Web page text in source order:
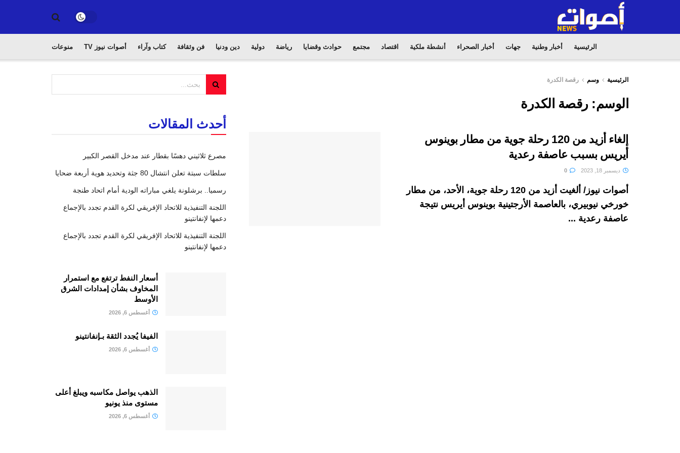
الرئيسية أخبار وطنية جهات أخبار الصحراء أنشطة ملكية اقتصاد مجتمع حوادث وقضايا رياضة دولية دين ودنيا فن وثقافة كتاب وآراء أصوات نيوز TV منوعات
الرئيسية وسم رقصة الكدرة
الوسم: رقصة الكدرة
إلغاء أزيد من 120 رحلة جوية من مطار بوينوس
أيريس بسبب عاصفة رعدية
ديسمبر 18, 2023
أصوات نيوز/ ألغيت أزيد من 120 رحلة جوية، الأحد، من مطار
خورخي نيوبيري، بالعاصمة الأرجتينية بوينوس أيريس نتيجة
عاصفة رعدية ...
أحدث المقالات
مصرع ثلاثيني دهسًا بقطار عند مدخل القصر الكبير
سلطات سبتة تعلن انتشال 80 جثة وتحديد هوية أربعة ضحايا
رسميا.. برشلونة يلغي مباراته الودية أمام اتحاد طنجة
اللجنة التنفيذية للاتحاد الإفريقي لكرة القدم تجدد بالإجماع
دعمها لإنفانتينو
اللجنة التنفيذية للاتحاد الإفريقي لكرة القدم تجدد بالإجماع
دعمها لإنفانتينو
أسعار النفط ترتفع مع استمرار
المخاوف بشأن إمدادات الشرق
الأوسط
أغسطس 6, 2026
الفيفا يُجدد الثقة بـإنفانتينو
أغسطس 6, 2026
الذهب يواصل مكاسبه ويبلغ أعلى
مستوى منذ يونيو
أغسطس 6, 2026